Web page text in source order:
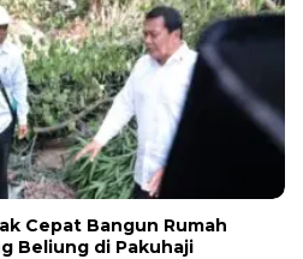
Cepat Bangun Rumah
Beliung di Pakuhaji